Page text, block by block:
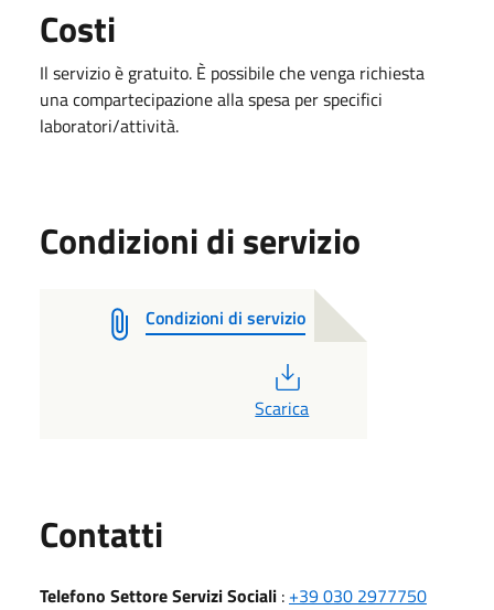
Costi
Il servizio è gratuito. È possibile che venga richiesta
una compartecipazione alla spesa per specifici
laboratori/attività.
Condizioni di servizio
Condizioni di servizio
Scarica
Contatti
Telefono Settore Servizi Sociali : +39 030 2977750